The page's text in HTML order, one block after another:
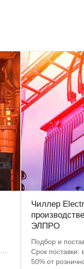
Чиллер
ЭЛПРО
Подбор и
Срок поставки:
50% от